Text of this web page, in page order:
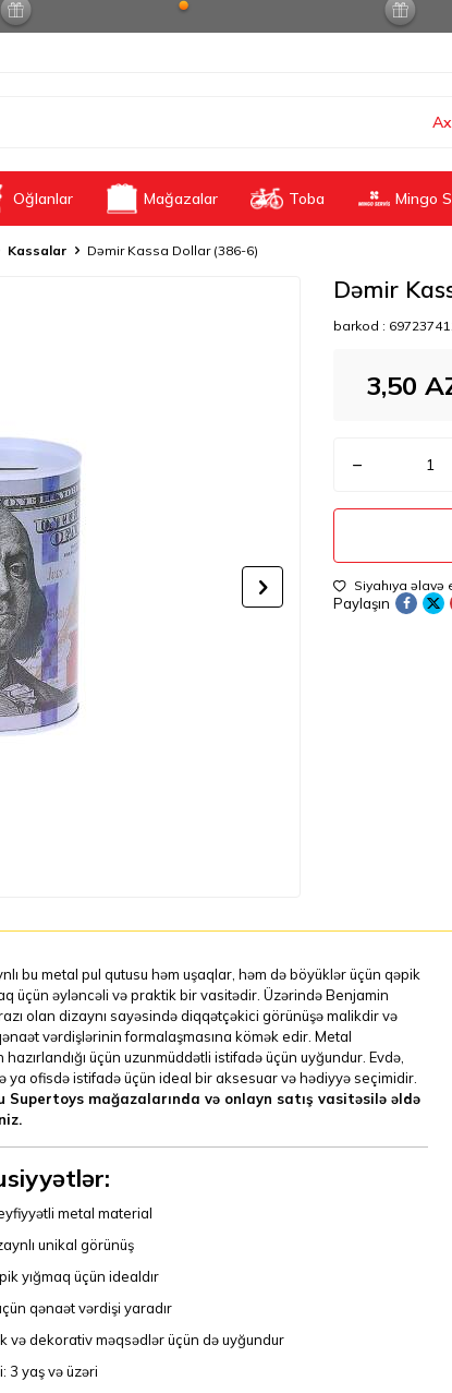
Oğlanlar Mağazalar Toba Mingo
Kassalar Dəmir Kassa Dollar (386-6)
Dəmir
barkod :
3,50
Siyahıya əlavə
Paylaşın
bu metal pul qutusu həm uşaqlar, həm də böyüklər üçün qəpik
üçün əyləncəli və praktik bir vasitədir. Üzərində Benjamin
olan dizaynı sayəsində diqqətçəkici görünüşə malikdir və
vərdişlərinin formalaşmasına kömək edir. Metal
üçün uzunmüddətli istifadə üçün uyğundur. Evdə,
ya ofisdə istifadə üçün ideal bir aksesuar və hədiyyə seçimidir.
Supertoys mağazalarında və onlayn satış vasitəsilə əldə
metal material
unikal görünüş
yığmaq üçün idealdır
qənaət vərdişi yaradır
və dekorativ məqsədlər üçün də uyğundur
3 yaş və üzəri